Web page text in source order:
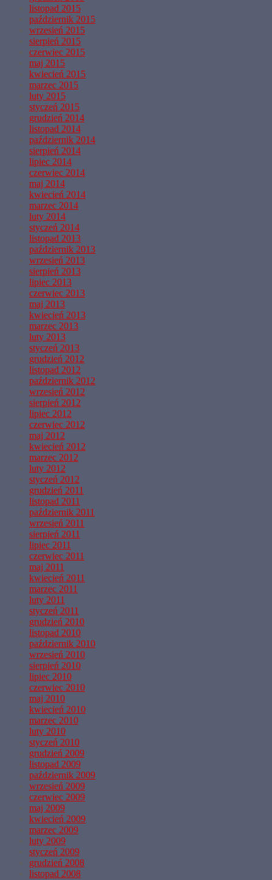
listopad 2015
październik 2015
wrzesień 2015
sierpień 2015
czerwiec 2015
maj 2015
kwiecień 2015
marzec 2015
luty 2015
styczeń 2015
grudzień 2014
listopad 2014
październik 2014
sierpień 2014
lipiec 2014
czerwiec 2014
maj 2014
kwiecień 2014
marzec 2014
luty 2014
styczeń 2014
listopad 2013
październik 2013
wrzesień 2013
sierpień 2013
lipiec 2013
czerwiec 2013
maj 2013
kwiecień 2013
marzec 2013
luty 2013
styczeń 2013
grudzień 2012
listopad 2012
październik 2012
wrzesień 2012
sierpień 2012
lipiec 2012
czerwiec 2012
maj 2012
kwiecień 2012
marzec 2012
luty 2012
styczeń 2012
grudzień 2011
listopad 2011
październik 2011
wrzesień 2011
sierpień 2011
lipiec 2011
czerwiec 2011
maj 2011
kwiecień 2011
marzec 2011
luty 2011
styczeń 2011
grudzień 2010
listopad 2010
październik 2010
wrzesień 2010
sierpień 2010
lipiec 2010
czerwiec 2010
maj 2010
kwiecień 2010
marzec 2010
luty 2010
styczeń 2010
grudzień 2009
listopad 2009
październik 2009
wrzesień 2009
czerwiec 2009
maj 2009
kwiecień 2009
marzec 2009
luty 2009
styczeń 2009
grudzień 2008
listopad 2008